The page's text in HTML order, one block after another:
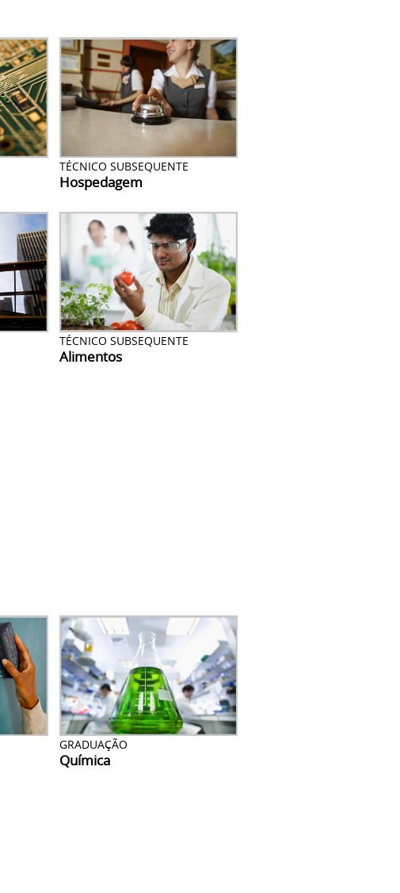
TÉCNICO SUBSEQUENTE
Hospedagem
TÉCNICO SUBSEQUENTE
Alimentos
GRADUAÇÃO
Química